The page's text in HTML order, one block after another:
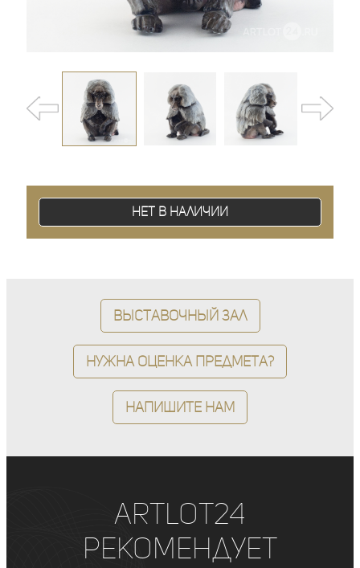
Нет в наличии
Выставочный зал
Нужна оценка предмета?
Напишите нам
ArtLot24
рекомендует